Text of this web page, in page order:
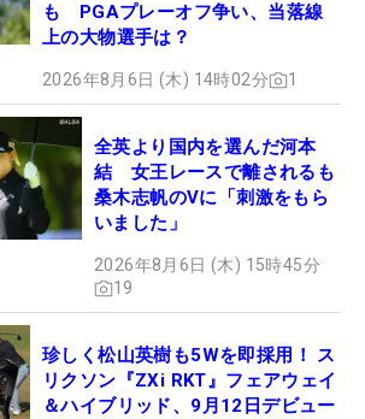
も PGAプレーオフ争い、当落線
上の大物選手は？
2026年8月6日 (木) 14時02分 1
全英より国内を選んだ河本
結 女王レースで離されるも
桑木志帆のVに「刺激をもら
いました」
2026年8月6日 (木) 15時45分
19
珍しく松山英樹も5Wを即採用！ ス
リクソン『ZXi RKT』フェアウェイ
＆ハイブリッド、9月12日デビュー